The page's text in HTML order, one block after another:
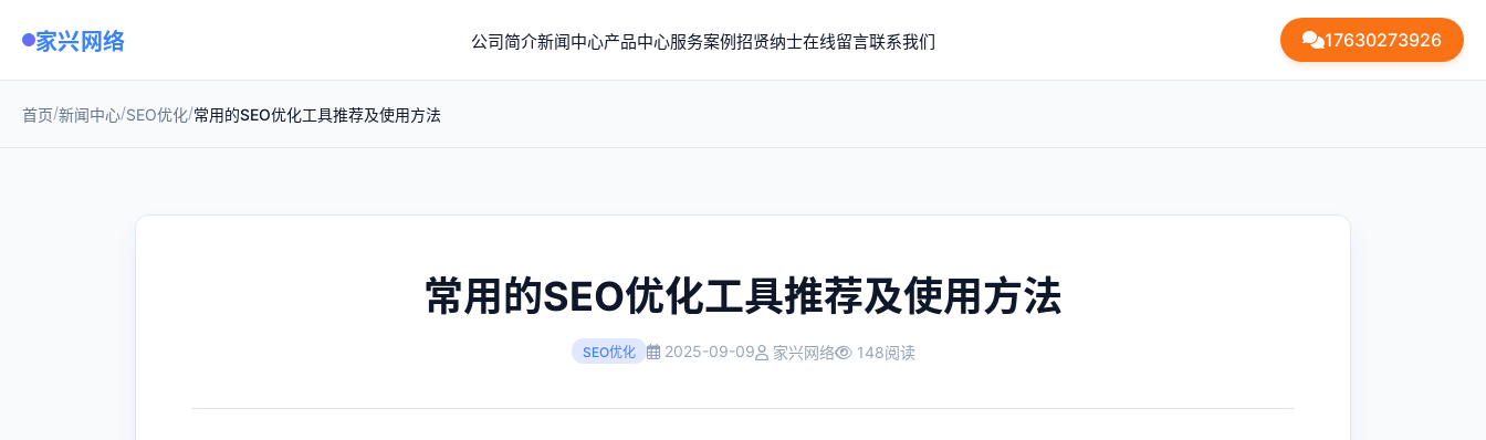
家兴网络 公司简介新闻中心产品中心服务案例招贤纳士在线留言联系我们 17630273926
首页/新闻中心/SEO优化/常用的SEO优化工具推荐及使用方法
常用的SEO优化工具推荐及使用方法
SEO优化 2025-09-09 家兴网络 148阅读